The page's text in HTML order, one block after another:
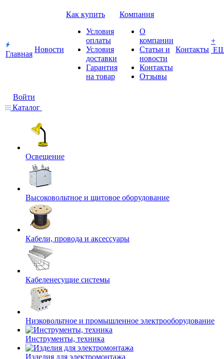
Главная
Новости
Как купить
Условия
оплаты
Условия
доставки
Гарантия
на товар
Компания
О
компании
Статьи и
новости
Контакты
Отзывы
Контакты
+
Войти
Каталог
Освещение
Высоковольтное и щитовое оборудование
Кабели, провода и аксессуары
Кабеленесущие системы
Низковольтное и промышленное электрооборудование
Инструменты, техника
Изделия для электромонтажа